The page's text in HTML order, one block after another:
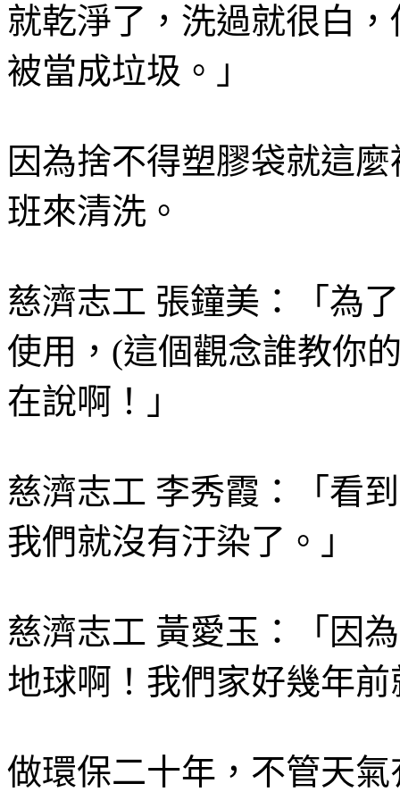
就乾淨了，洗過就很白
被當成垃圾。」
因為捨不得塑膠袋就這
班來清洗。
慈濟志工 張鐘美：「為
使用，(這個觀念誰教你
在說啊！」
慈濟志工 李秀霞：「看
我們就沒有汙染了。」
慈濟志工 黃愛玉：「因
地球啊！我們家好幾年
做環保二十年，不管天